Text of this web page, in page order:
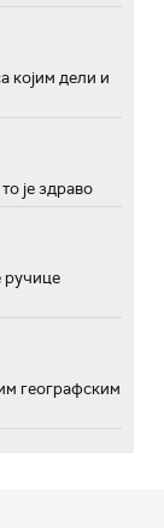
којим дели и
је здраво
ручице
географским